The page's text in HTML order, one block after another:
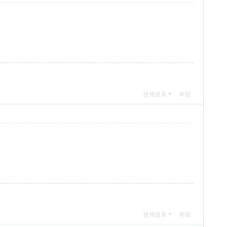
使用道具 举报
使用道具 举报